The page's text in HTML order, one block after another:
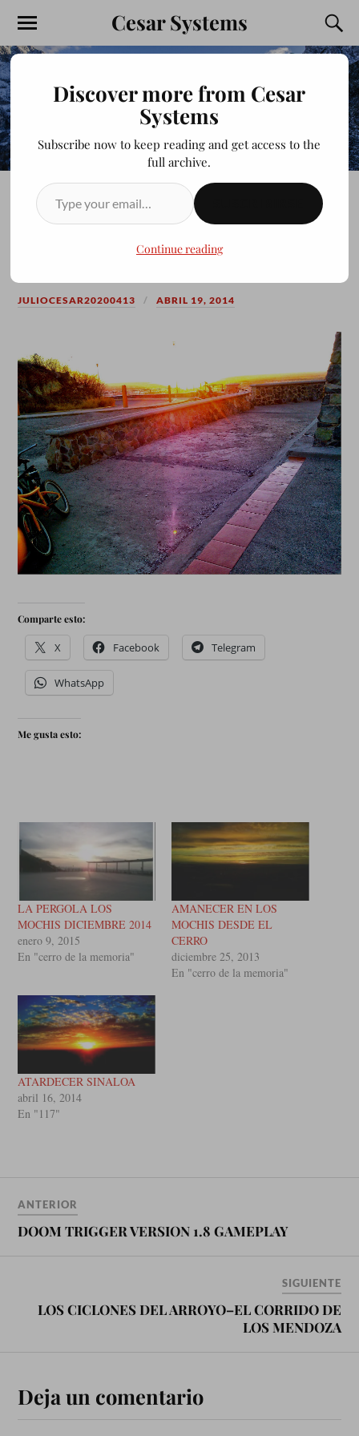
Cesar Systems
NACIDO PARA VENCER Y
SEGUIR VENCIENDO
JULIOCESAR20200413 ABRIL 19, 2014
Comparte esto:
X Facebook Telegram
WhatsApp
Me gusta esto:
LA PERGOLA LOS
MOCHIS DICIEMBRE 2014
enero 9, 2015
En "cerro de la memoria"
AMANECER EN LOS
MOCHIS DESDE EL
CERRO
diciembre 25, 2013
En "cerro de la memoria"
ATARDECER SINALOA
abril 16, 2014
En "117"
ANTERIOR
DOOM TRIGGER VERSION 1.8 GAMEPLAY
SIGUIENTE
LOS CICLONES DEL ARROYO–EL CORRIDO DE
LOS MENDOZA
Deja un comentario
Discover more from Cesar
Systems
Subscribe now to keep reading and get access to the
full archive.
Continue reading